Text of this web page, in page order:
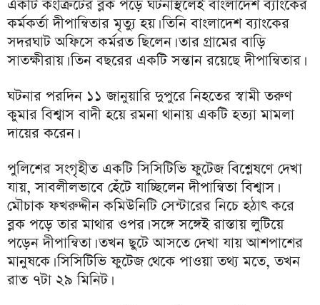
একটি কংক্রিটের ব্লক পড়ে ঘটনাস্থলেই বাংলাদেশ ব্যাংকের
কর্মকর্তা দীপান্বিতার মৃত্যু হয়। তিনি বাংলাদেশ ব্যাংকের
সদরঘাট অফিসে কর্মরত ছিলেন। তার গ্রামের বাড়ি
সাতক্ষীরায়। তিন বছরের একটি সন্তান রয়েছে দীপান্বিতার।
ঘটনার পরদিন ১১ জানুয়ারি দুপুরে নিহতের স্বামী তরুণ
কুমার বিশ্বাস বাদী হয়ে রমনা থানায় একটি হত্যা মামলা
দায়ের করেন।
পুলিশের সংগৃহীত একটি সিসিটিভি ফুটেজ বিশ্লেষণে দেখা
যায়, সাবলীলভাবে হেঁটে যাচ্ছিলেন দীপান্বিতা বিশ্বাস।
মৌচাক ফখরুদ্দীন কমিউনিটি সেন্টারের নিচে হঠাৎ করে
ব্লক পড়ে তার মাথার ওপর। সঙ্গে সঙ্গেই রাস্তায় লুটিয়ে
পড়েন দীপান্বিতা। তখন ছুটে আসতে দেখা যায় আশপাশের
মানুষকে। সিসিটিভি ফুটেজ থেকে পাওয়া তথ্য মতে, তখন
রাত ৭টা ২৯ মিনিট।